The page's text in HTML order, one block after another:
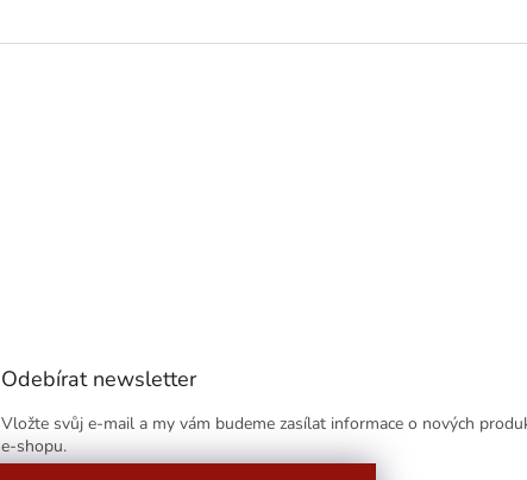
Odebírat newsletter
Vložte svůj e-mail a my vám budeme zasílat informace o nových
e-shopu.